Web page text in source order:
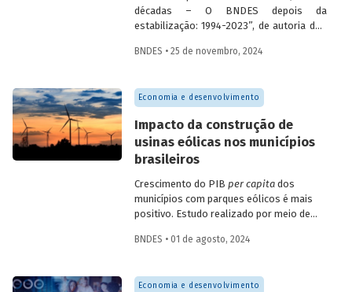
décadas – O BNDES depois da
estabilização: 1994-2023”, de autoria dos
Gilberto Borça Jr. e Letícia Magalhães,
financeiros e operacionais do Banco
referentes ao período que vai de 1994 (em
para que se compreenda melhor o
desempenho do BNDES, o estudo buscar
ser mais um veículo de prestação de
BNDES • 25 de novembro, 2024
Economia e desenvolvimento
Impacto da construção de
usinas eólicas nos municípios
brasileiros
Crescimento do PIB per capitados
municípios com parques eólicos é mais
positivo. Estudo realizado por meio de
resultados mais significativos dois a três
dispersão posterior.
BNDES • 01 de agosto, 2024
Economia e desenvolvimento